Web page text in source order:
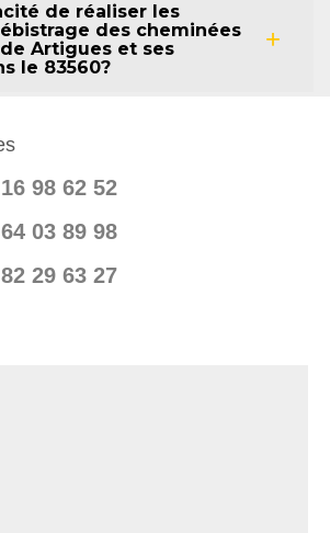
de réaliser les
des cheminées
Artigues et ses
le 83560?
98 62 52
03 89 98
29 63 27